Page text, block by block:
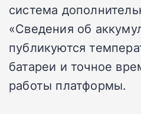
система
«Сведения об
публикуются
батареи и точное
работы платформы.